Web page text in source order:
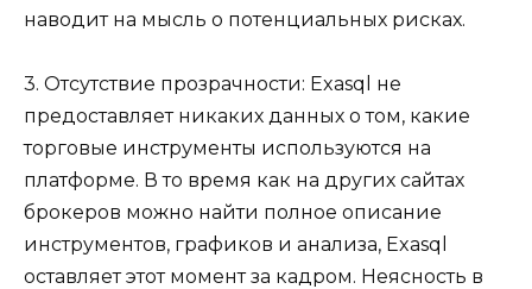
наводит на мысль о потенциальных рисках.
3. Отсутствие прозрачности: Exasql не
предоставляет никаких данных о том, какие
торговые инструменты используются на
платформе. В то время как на других сайтах
брокеров можно найти полное описание
инструментов, графиков и анализа, Exasql
оставляет этот момент за кадром. Неясность в